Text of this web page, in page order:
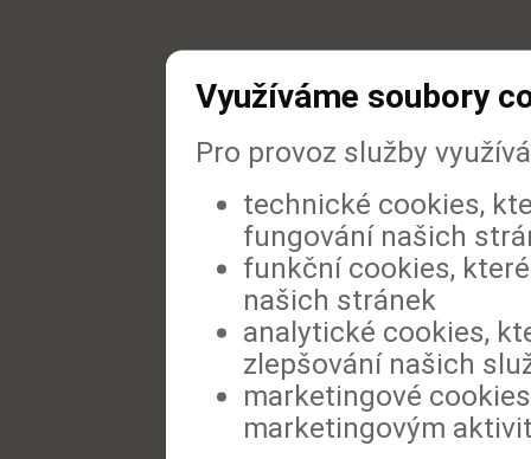
Využíváme soubory
Pro provoz služby
technické cookies,
fungování našich
funkční cookies,
našich stránek
analytické cookies,
zlepšování našich
marketingové
marketingovým